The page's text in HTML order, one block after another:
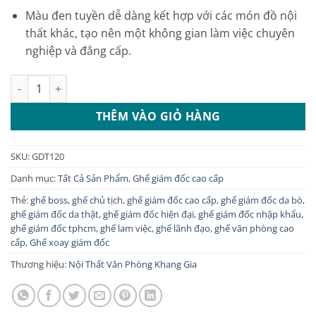
Màu đen tuyền dễ dàng kết hợp với các món đồ nội
thất khác, tạo nên một không gian làm việc chuyên
nghiệp và đẳng cấp.
Ghế giám đốc da thật màu đen: GDT120 số lượng
THÊM VÀO GIỎ HÀNG
SKU:GDT120
Danh mục:Tất Cả Sản Phẩm,Ghế giám đốc cao cấp
Thẻ:ghế boss,ghế chủ tịch,ghế giám đốc cao cấp,ghế giám đốc da bò,
ghế giám đốc da thật,ghế giám đốc hiện đại,ghế giám đốc nhập khẩu,
ghế giám đốc tphcm,ghế lam việc,ghế lãnh đạo,ghế văn phòng cao
cấp,Ghế xoay giám đốc
Thương hiệu: Nội Thất Văn Phòng Khang Gia